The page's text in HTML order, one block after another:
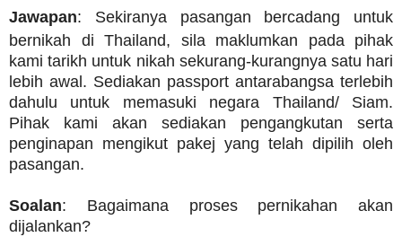
Jawapan: Sekiranya pasangan bercadang untuk
bernikah di Thailand, sila maklumkan pada pihak
kami tarikh untuk nikah sekurang-kurangnya satu hari
lebih awal. Sediakan passport antarabangsa terlebih
dahulu untuk memasuki negara Thailand/ Siam.
Pihak kami akan sediakan pengangkutan serta
penginapan mengikut pakej yang telah dipilih oleh
pasangan.
Soalan: Bagaimana proses pernikahan akan
dijalankan?